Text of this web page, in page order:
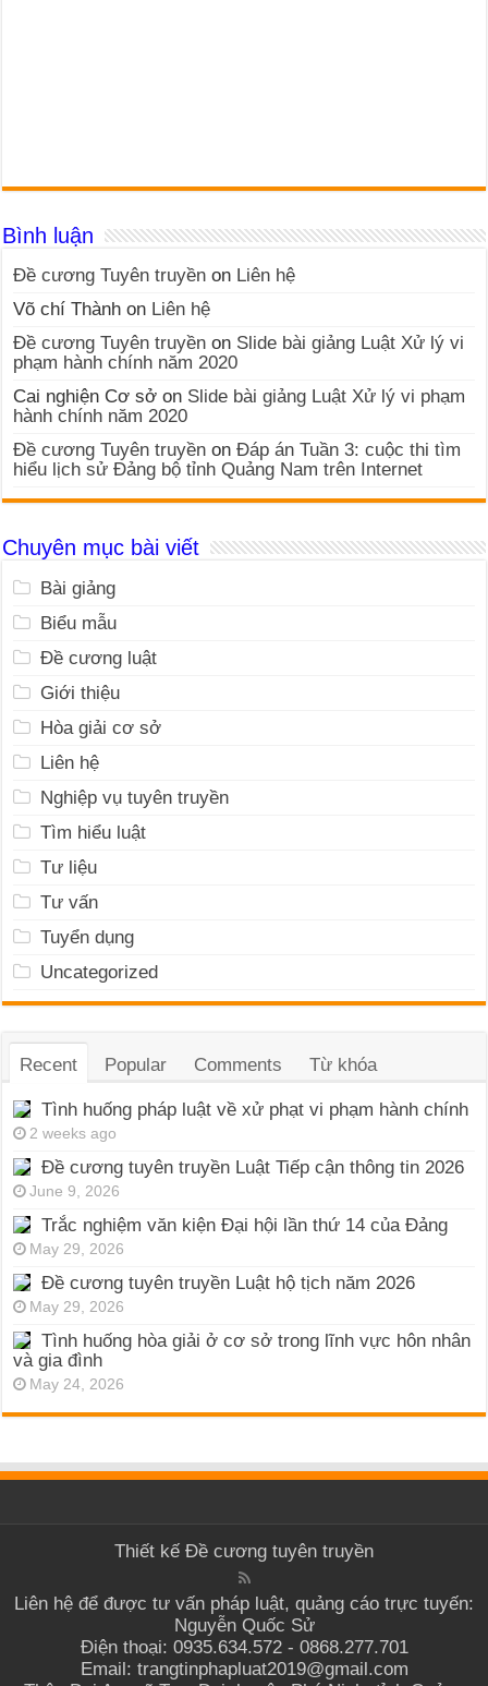
Bình luận
Đề cương Tuyên truyền on Liên hệ
Võ chí Thành on Liên hệ
Đề cương Tuyên truyền on Slide bài giảng Luật Xử lý vi
phạm hành chính năm 2020
Cai nghiện Cơ sở on Slide bài giảng Luật Xử lý vi phạm
hành chính năm 2020
Đề cương Tuyên truyền onĐáp án Tuần 3: cuộc thi tìm
hiểu lịch sử Đảng bộ tỉnh Quảng Nam trên Internet
Chuyên mục bài viết
Bài giảng
Biểu mẫu
Đề cương luật
Giới thiệu
Hòa giải cơ sở
Liên hệ
Nghiệp vụ tuyên truyền
Tìm hiểu luật
Tư liệu
Tư vấn
Tuyển dụng
Uncategorized
Recent Popular Comments Từ khóa
Tình huống pháp luật về xử phạt vi phạm hành chính
2 weeks ago
Đề cương tuyên truyền Luật Tiếp cận thông tin 2026
June 9, 2026
Trắc nghiệm văn kiện Đại hội lần thứ 14 của Đảng
May 29, 2026
Đề cương tuyên truyền Luật hộ tịch năm 2026
May 29, 2026
Tình huống hòa giải ở cơ sở trong lĩnh vực hôn nhân
và gia đình
May 24, 2026
Thiết kế Đề cương tuyên truyền
Liên hệ để được tư vấn pháp luật, quảng cáo trực tuyến:
Nguyễn Quốc Sử
Điện thoại: 0935.634.572 - 0868.277.701
Email: trangtinphapluat2019@gmail.com